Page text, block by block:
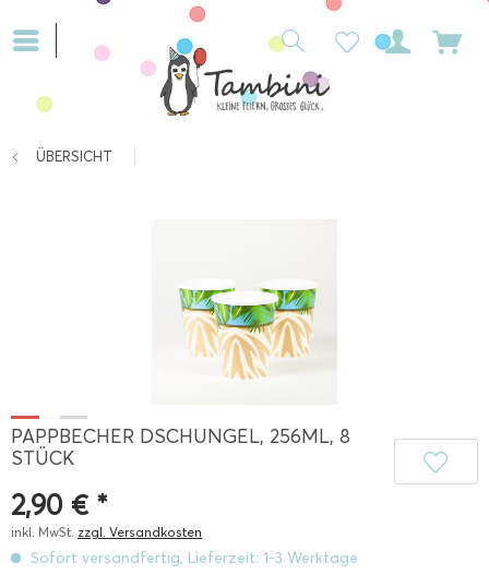
ÜBERSICHT
PAPPBECHER DSCHUNGEL, 256ML, 8
STÜCK
2,90 € *
inkl. MwSt. zzgl. Versandkosten
Sofort versandfertig, Lieferzeit: 1-3 Werktage